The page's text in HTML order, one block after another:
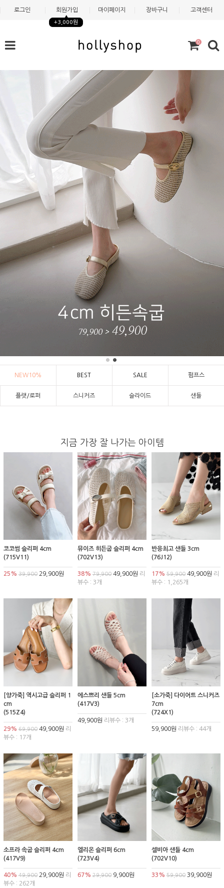
로그인 회원가입
+3,000원
마이페이지 장바구니 고객센터
0
NEW10% BEST SALE 펌프스
플랫/로퍼 스니커즈 슬라이드 샌들
지금 가장 잘 나가는 아이템
코코썸 슬리퍼 4cm
(715V11)
25% 39,900 29,900원
뮤이즈 히든굽 슬리퍼 4cm
(702V13)
38% 79,90049,900원 리
뷰수 : 3개
반응최고 샌들 3cm
(76J12)
17% 59,90049,900원 리
뷰수 : 1,265개
[양가죽] 역시고급 슬리퍼 1
cm
(515Z4)
29% 69,900 49,900원 리
뷰수 : 17개
에스쁘리 샌들 5cm
(417V3)
49,900원 리뷰수 : 3개
[소가죽] 다이어트 스니커즈
7cm
(724X1)
59,900원 리뷰수 : 44개
소프라 속굽 슬리퍼 4cm
(417V9)
40% 49,900 29,900원 리
뷰수 : 262개
엘리온 슬리퍼 6cm
(723V4)
67% 29,9009,900원
셀비아 샌들 4cm
(702V10)
33% 59,90039,900원